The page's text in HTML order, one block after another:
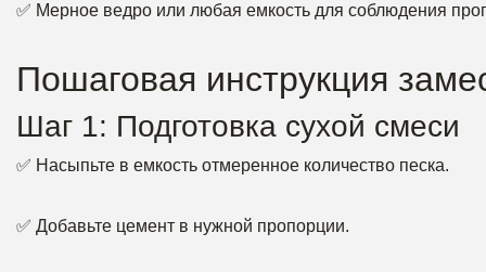
✅ Мерное ведро или любая емкость для соблюдения
Пошаговая инструкция
Шаг 1: Подготовка сухой смеси
✅ Насыпьте в емкость отмеренное количество песка.
✅ Добавьте цемент в нужной пропорции.